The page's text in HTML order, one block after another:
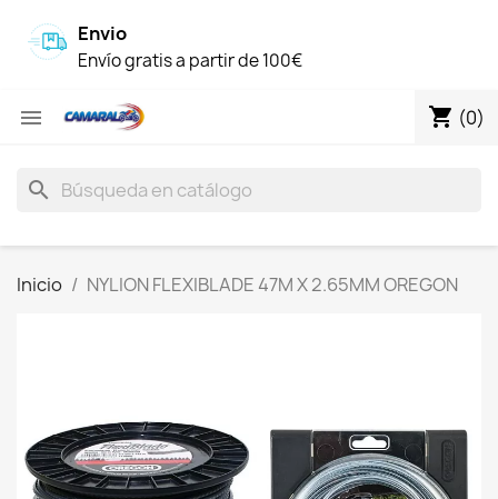
Envio
Envío gratis a partir de 100€
 shopping_cart (0)
search
Inicio NYLION FLEXIBLADE 47M X 2.65MM OREGON